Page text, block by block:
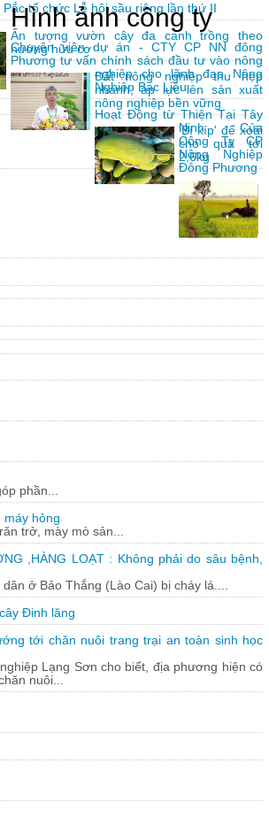
Pắc tổ chức Lễ hội sầu riêng lần thứ II
Ấn tượng vườn cây đa canh trồng theo
hướng hữu cơ
Đất nông nghiệp thu hẹp
nhanh, áp lực lên sản xuất
nông nghiệp bền vững
'Bí kíp' để xoài
cho quả tới
2,6kg
phần...
máy hỏng
trở, mày mò sản...
,HÀNG LOẠT : Không phải do sâu bệnh,
ở Bảo Thắng (Lào Cai) bị cháy lá....
Đinh lăng
tới chăn nuôi trang trại an toàn sinh học
Lạng Sơn cho biết, địa phương hiện có
nuôi...
Hình ảnh công ty
Chuyên viên dự án - CTY CP NN đông
Phương tư vấn chính sách đầu tư vào nông
nghiệp cho lãnh đạo Nông
Nghiệp Bạc Liêu
Hoạt Động từ Thiện Tại Tây
Ninh Của
Công Ty CP
Nông Nghiệp
Đông Phương